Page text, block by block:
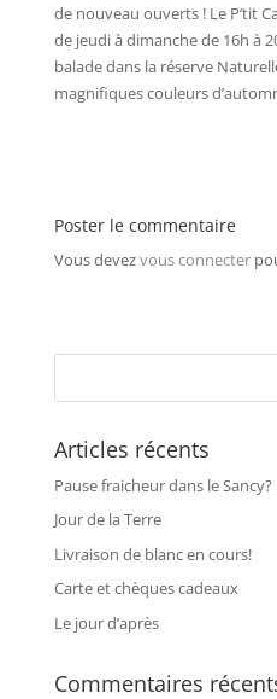
de nouveau ouverts ! Le P’tit
de jeudi à dimanche de 16h à
balade dans la réserve
magnifiques couleurs
Poster le commentaire
Vous devezvous connecter
Articles récents
Pause fraicheur dans le Sancy?
Jour de la Terre
Livraison de blanc en cours!
Carte et chèques cadeaux
Le jour d’après
Commentaires